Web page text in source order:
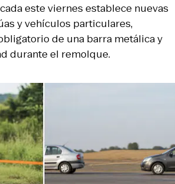
este viernes establece nuevas
y vehículos particulares,
de una barra metálica y
durante el remolque.